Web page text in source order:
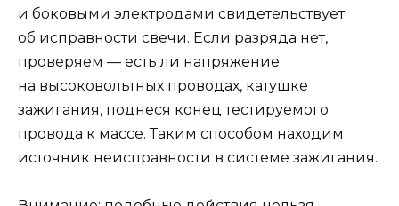
и боковыми электродами свидетельствует
об исправности свечи. Если разряда нет,
проверяем — есть ли напряжение
на высоковольтных проводах, катушке
зажигания, поднеся конец тестируемого
провода к массе. Таким способом находим
источник неисправности в системе зажигания.